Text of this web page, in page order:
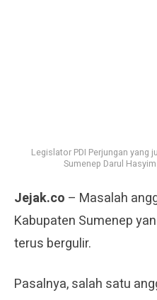
Legislator PDI Perjungan yang
Sumenep Darul
Jejak.co – Masalah
Kabupaten Sumenep
terus bergulir.
Pasalnya, salah satu